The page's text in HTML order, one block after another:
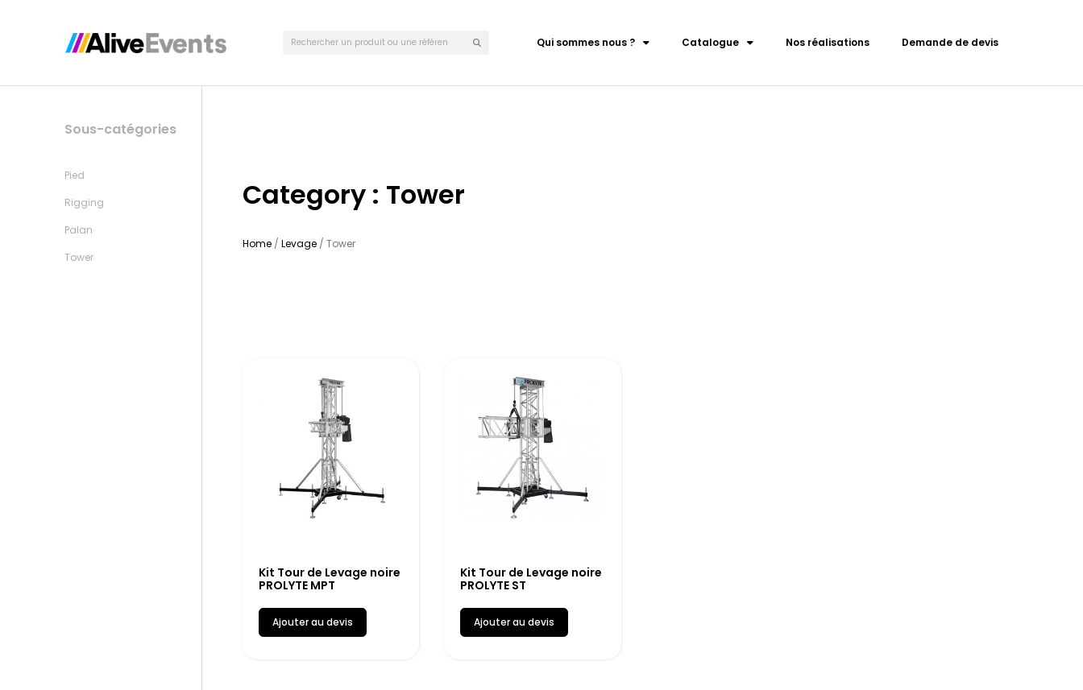
Qui sommes nous ? Catalogue Nos réalisations Demande de devis
Sous-catégories
Pied
Rigging
Palan
Tower
Category : Tower
Home/ Levage/ Tower
Kit Tour de Levage noire
PROLYTE MPT
Ajouter au devis
Kit Tour de Levage noire
PROLYTE ST
Ajouter au devis